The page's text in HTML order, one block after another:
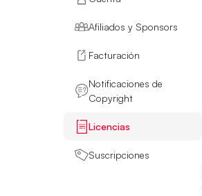
Afiliados y Sponsors
Facturación
Notificaciones de
Copyright
Licencias
Suscripciones